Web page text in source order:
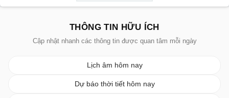
THÔNG TIN HỮU ÍCH
Cập nhật nhanh các thông tin được quan tâm mỗi ngày
Lịch âm hôm nay
Dự báo thời tiết hôm nay